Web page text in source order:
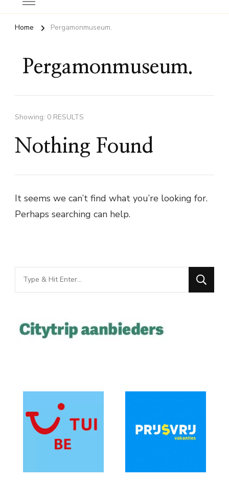
Home Pergamonmuseum.
Pergamonmuseum.
Showing: 0 RESULTS
Nothing Found
It seems we can’t find what you’re looking for.
Perhaps searching can help.
Looking
for